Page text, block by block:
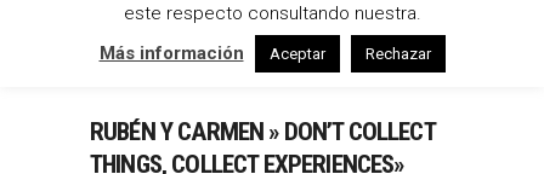
RUBÉN Y CARMEN » DON’T COLLECT
THINGS, COLLECT EXPERIENCES»
este respecto consultando nuestra.
Más información
Aceptar Rechazar